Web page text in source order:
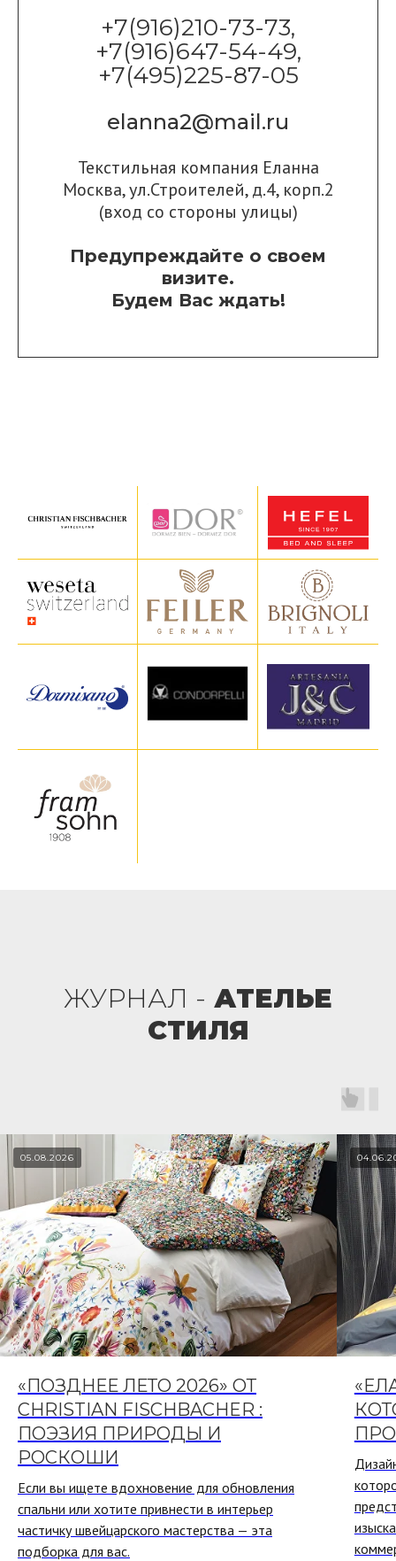
+7(916)210-73-73,
+7(916)647-54-49,
+7(495)225-87-05
elanna2@mail.ru
Текстильная компания Еланна
Москва, ул.Строителей, д.4, корп.2
(вход со стороны улицы)
Предупреждайте о своем
визите.
Будем Вас ждать!
ЖУРНАЛ - АТЕЛЬЕ
СТИЛЯ
05.08.2026
«ПОЗДНЕЕ ЛЕТО 2026» ОТ
CHRISTIAN FISCHBACHER :
ПОЭЗИЯ ПРИРОДЫ И
РОСКОШИ
Если вы ищете вдохновение для обновления
спальни или хотите привнести в интерьер
частичку швейцарского мастерства — эта
подборка для вас.